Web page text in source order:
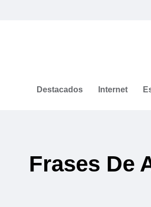
Destacados Internet
Frases De